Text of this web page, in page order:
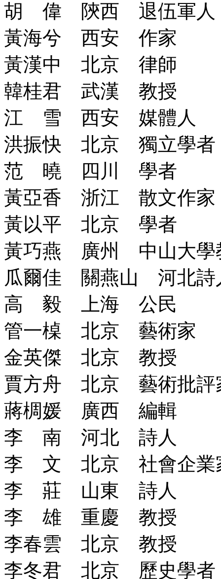
胡 偉 陝西 退伍軍人
黃海兮 西安 作家
黃漢中 北京 律師
韓桂君 武漢 教授
江 雪 西安 媒體人
洪振快 北京 獨立學者
范 曉 四川 學者
黃亞香 浙江 散文作家
黃以平 北京 學者
黃巧燕 廣州 中山大學
瓜爾佳 關燕山 河北詩
高 毅 上海 公民
管一槕 北京 藝術家
金英傑 北京 教授
賈方舟 北京 藝術批評
蔣椆媛 廣西 編輯
李 南 河北 詩人
李 文 北京 社會企業
李 莊 山東 詩人
李 雄 重慶 教授
李春雲 北京 教授
李冬君 北京 歷史學者